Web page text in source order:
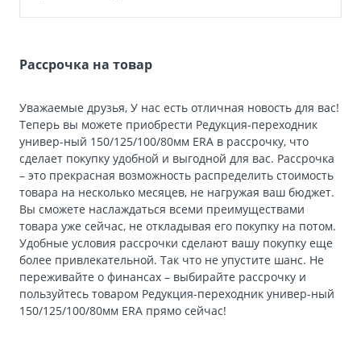
Рассрочка на товар
Уважаемые друзья, У нас есть отличная новость для вас!
Теперь вы можете приобрести Редукция-переходник
универ-ный 150/125/100/80мм ERA в рассрочку, что
сделает покупку удобной и выгодной для вас. Рассрочка
– это прекрасная возможность распределить стоимость
товара на несколько месяцев, не нагружая ваш бюджет.
Вы сможете наслаждаться всеми преимуществами
товара уже сейчас, не откладывая его покупку на потом.
Удобные условия рассрочки сделают вашу покупку еще
более привлекательной. Так что не упустите шанс. Не
переживайте о финансах – выбирайте рассрочку и
пользуйтесь товаром Редукция-переходник универ-ный
150/125/100/80мм ERA прямо сейчас!